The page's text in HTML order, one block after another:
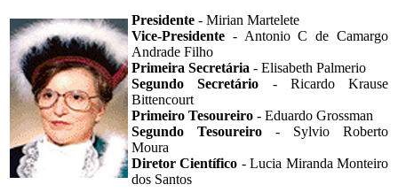
Presidente - Mirian Martelete
Vice-Presidente - Antonio C de Camargo
Andrade Filho
Primeira Secretária - Elisabeth Palmerio
Segundo Secretário - Ricardo Krause
Bittencourt
Primeiro Tesoureiro - Eduardo Grossman
Segundo Tesoureiro - Sylvio Roberto
Moura
Diretor Científico - Lucia Miranda Monteiro
dos Santos